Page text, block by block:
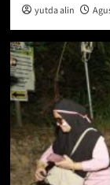
yutda alin